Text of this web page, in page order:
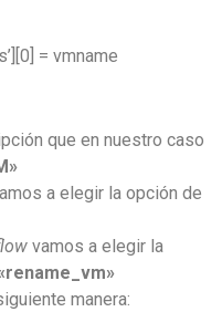
= vmname
que en nuestro caso
»
a elegir la opción de
vamos a elegir la
rename_vm»
manera: